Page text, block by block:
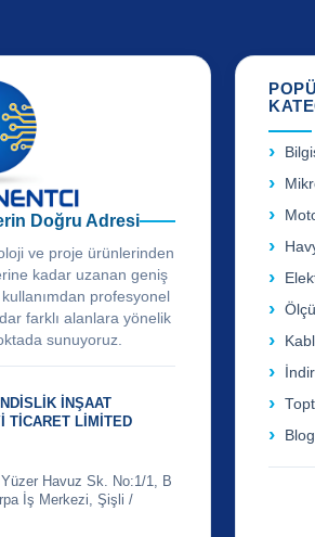
Doğru Adresi
ve proje ürünlerinden
kadar uzanan geniş
profesyonel
farklı alanlara yönelik
sunuyoruz.
İNŞAAT
TİCARET LİMİTED
Havuz Sk. No:1/1, B
İş Merkezi, Şişli /
Blog